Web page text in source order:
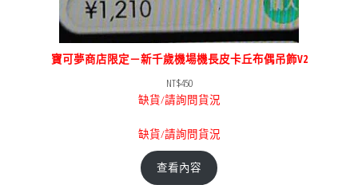
寶可夢商店限定－新千歲機場機長皮卡丘布偶吊飾V2
NT$450
缺貨/請詢問貨況
缺貨/請詢問貨況
查看內容